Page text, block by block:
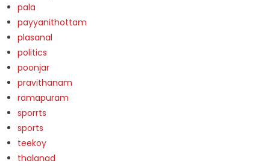
pala
payyanithottam
plasanal
politics
poonjar
pravithanam
ramapuram
sporrts
sports
teekoy
thalanad